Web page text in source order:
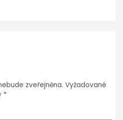
zveřejněna. Vyžadované
*